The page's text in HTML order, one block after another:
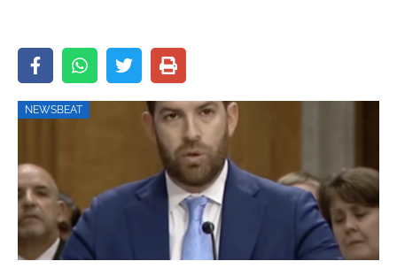
NEWSBEAT